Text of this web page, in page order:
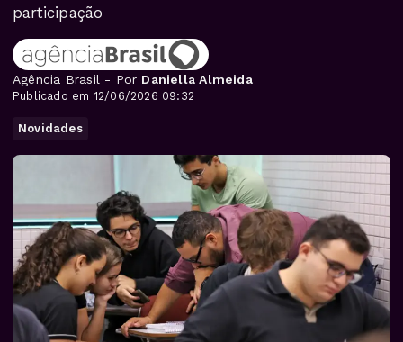
participação
Agência Brasil - Por Daniella Almeida
Publicado em 12/06/2026 09:32
Novidades